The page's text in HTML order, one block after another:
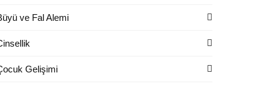
ve Fal Alemi
Gelişimi